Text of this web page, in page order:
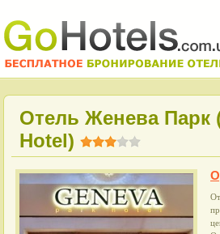
Отель Женева Парк
Hotel)